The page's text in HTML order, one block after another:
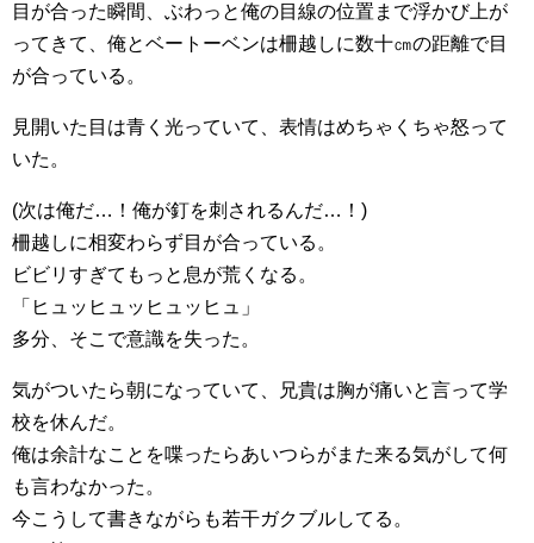
目が合った瞬間、ぶわっと俺の目線の位置まで浮かび上が
ってきて、俺とベートーベンは柵越しに数十㎝の距離で目
が合っている。
見開いた目は青く光っていて、表情はめちゃくちゃ怒って
いた。
(次は俺だ…！俺が釘を刺されるんだ…！)
柵越しに相変わらず目が合っている。
ビビリすぎてもっと息が荒くなる。
「ヒュッヒュッヒュッヒュ」
多分、そこで意識を失った。
気がついたら朝になっていて、兄貴は胸が痛いと言って学
校を休んだ。
俺は余計なことを喋ったらあいつらがまた来る気がして何
も言わなかった。
今こうして書きながらも若干ガクブルしてる。